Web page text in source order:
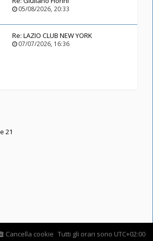
05/08/2026, 20:33
Re: LAZIO CLUB NEW YORK
07/07/2026, 16:36
21
Tutti gli orari sono UTC+02:00
Cancella cookie